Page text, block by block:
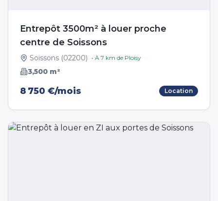
Entrepôt 3500m² à louer proche
centre de Soissons
Soissons (02200) • À 7 km de Ploisy
3,500 m²
8 750 €/mois Location